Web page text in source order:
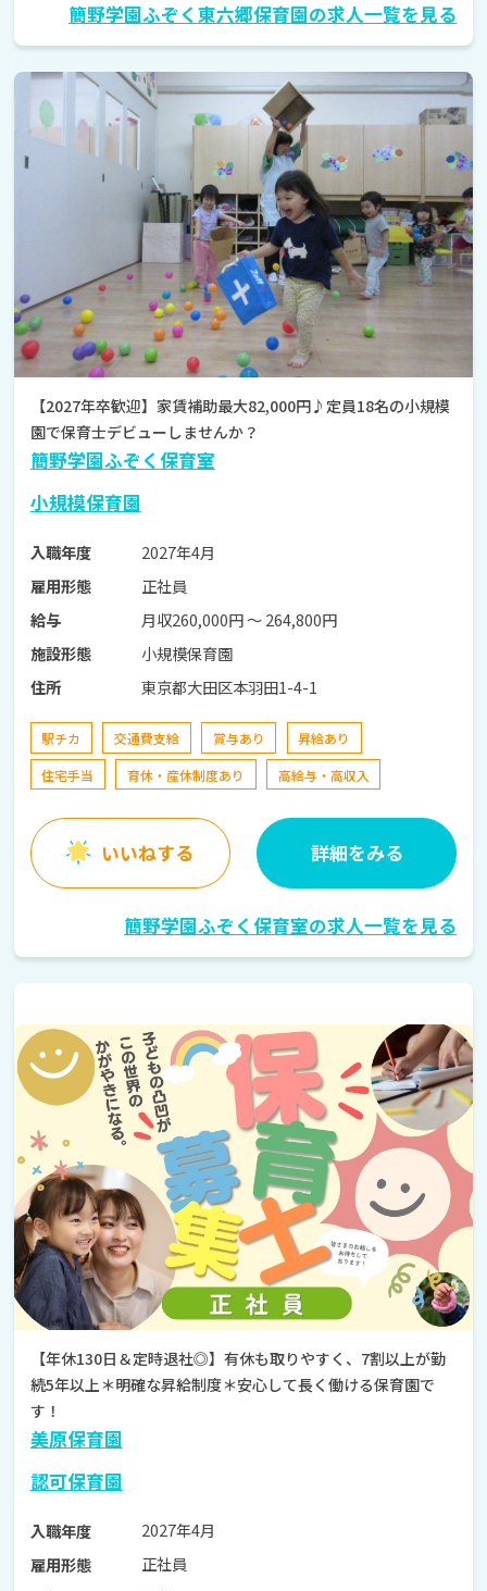
簡野学園ふぞく東六郷保育園の求人一覧を見る
【2027年卒歓迎】家賃補助最大82,000円♪定員18名の小規模
園で保育士デビューしませんか？
簡野学園ふぞく保育室
小規模保育園
入職年度
2027年4月
雇用形態
正社員
給与
月収260,000円 〜 264,800円
施設形態
小規模保育園
住所
東京都大田区本羽田1-4-1
駅チカ 交通費支給 賞与あり
昇給あり
住宅手当
育休・産休制度あり 高給与・高収入
いいねする 詳細をみる
簡野学園ふぞく保育室の求人一覧を見る
【年休130日＆定時退社◎】有休も取りやすく、7割以上が勤
続5年以上＊明確な昇給制度＊安心して長く働ける保育園で
す！
美原保育園
認可保育園
入職年度
2027年4月
雇用形態
正社員